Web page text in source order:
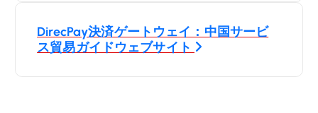
ゲ
DirecPay決済ゲートウェイ：中国サービ
ス貿易ガイドウェブサイト